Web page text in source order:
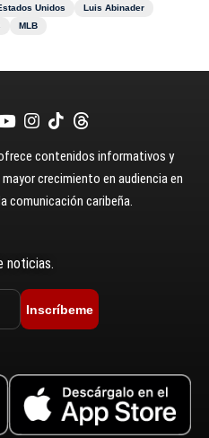
Unidos
Luis Abinader
MLB
contenidos informativos y
crecimiento en audiencia en
comunicación caribeña.
noticias.
Inscríbeme